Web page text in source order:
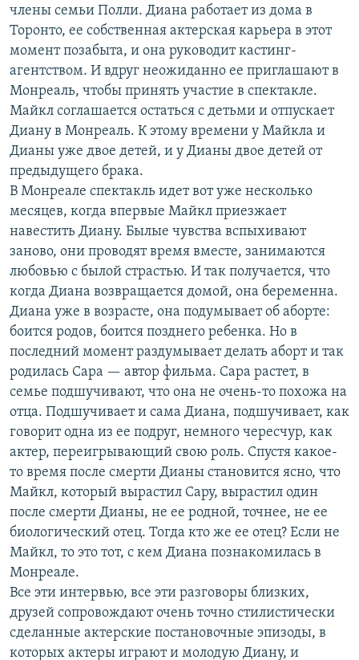
члены семьи Полли. Диана работает из дома в
Торонто, ее собственная актерская карьера в этот
момент позабыта, и она руководит кастинг-
агентством. И вдруг неожиданно ее приглашают в
Монреаль, чтобы принять участие в спектакле.
Майкл соглашается остаться с детьми и отпускает
Диану в Монреаль. К этому времени у Майкла и
Дианы уже двое детей, и у Дианы двое детей от
предыдущего брака.
В Монреале спектакль идет вот уже несколько
месяцев, когда впервые Майкл приезжает
навестить Диану. Былые чувства вспыхивают
заново, они проводят время вместе, занимаются
любовью с былой страстью. И так получается, что
когда Диана возвращается домой, она беременна.
Диана уже в возрасте, она подумывает об аборте:
боится родов, боится позднего ребенка. Но в
последний момент раздумывает делать аборт и так
родилась Сара — автор фильма. Сара растет, в
семье подшучивают, что она не очень-то похожа на
отца. Подшучивает и сама Диана, подшучивает, как
говорит одна из ее подруг, немного чересчур, как
актер, переигрывающий свою роль. Спустя какое-
то время после смерти Дианы становится ясно, что
Майкл, который вырастил Сару, вырастил один
после смерти Дианы, не ее родной, точнее, не ее
биологический отец. Тогда кто же ее отец? Если не
Майкл, то это тот, с кем Диана познакомилась в
Монреале.
Все эти интервью, все эти разговоры близких,
друзей сопровождают очень точно стилистически
сделанные актерские постановочные эпизоды, в
которых актеры играют и молодую Диану, и